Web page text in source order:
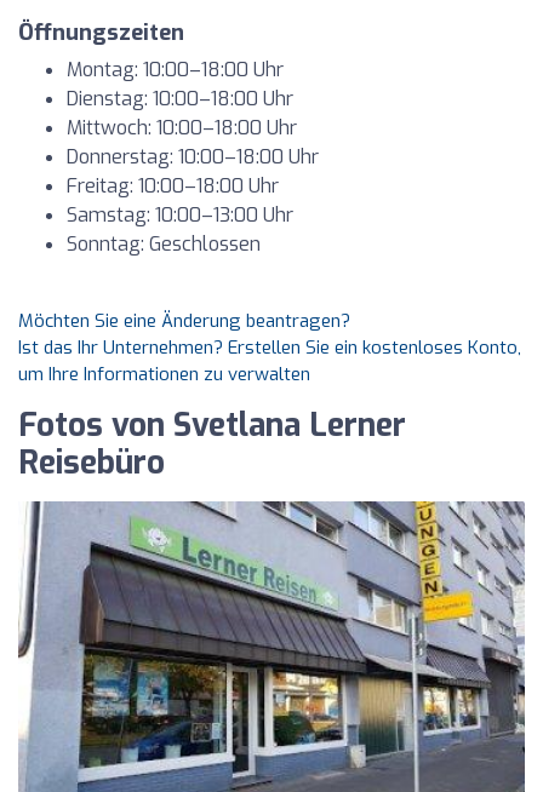
Öffnungszeiten
Montag: 10:00–18:00 Uhr
Dienstag: 10:00–18:00 Uhr
Mittwoch: 10:00–18:00 Uhr
Donnerstag: 10:00–18:00 Uhr
Freitag: 10:00–18:00 Uhr
Samstag: 10:00–13:00 Uhr
Sonntag: Geschlossen
Möchten Sie eine Änderung beantragen?
Ist das Ihr Unternehmen? Erstellen Sie ein kostenloses Konto,
um Ihre Informationen zu verwalten
Fotos von Svetlana Lerner
Reisebüro